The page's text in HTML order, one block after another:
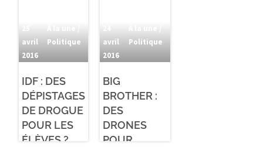
avril
2016
Politique
IDF : DES
DÉPISTAGES
DE DROGUE
POUR LES
ÉLÈVES ?
avril
2016
Politique
BIG
BROTHER :
DES
DRONES
POUR